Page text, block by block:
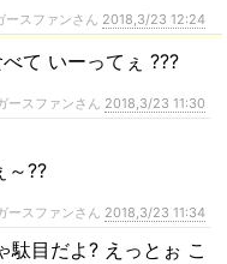
スファンさん 2018,3/23 12:24
て いーってぇ ???
スファンさん 2018,3/23 11:30
～??
スファンさん 2018,3/23 11:34
駄目だよ? えっとぉ こ